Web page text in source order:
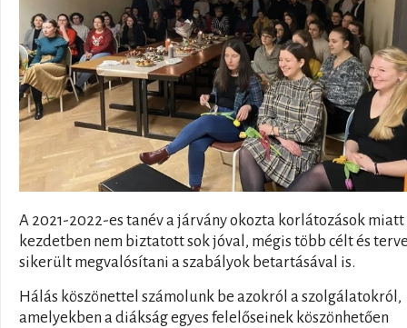
A 2021-2022-es tanév a járvány okozta korlátozások miatt
kezdetben nem biztatott sok jóval, mégis több célt és
sikerült megvalósítani a szabályok betartásával is.
Hálás köszönettel számolunk be azokról a szolgálatokról,
amelyekben a diákság egyes felelőseinek köszönhetően